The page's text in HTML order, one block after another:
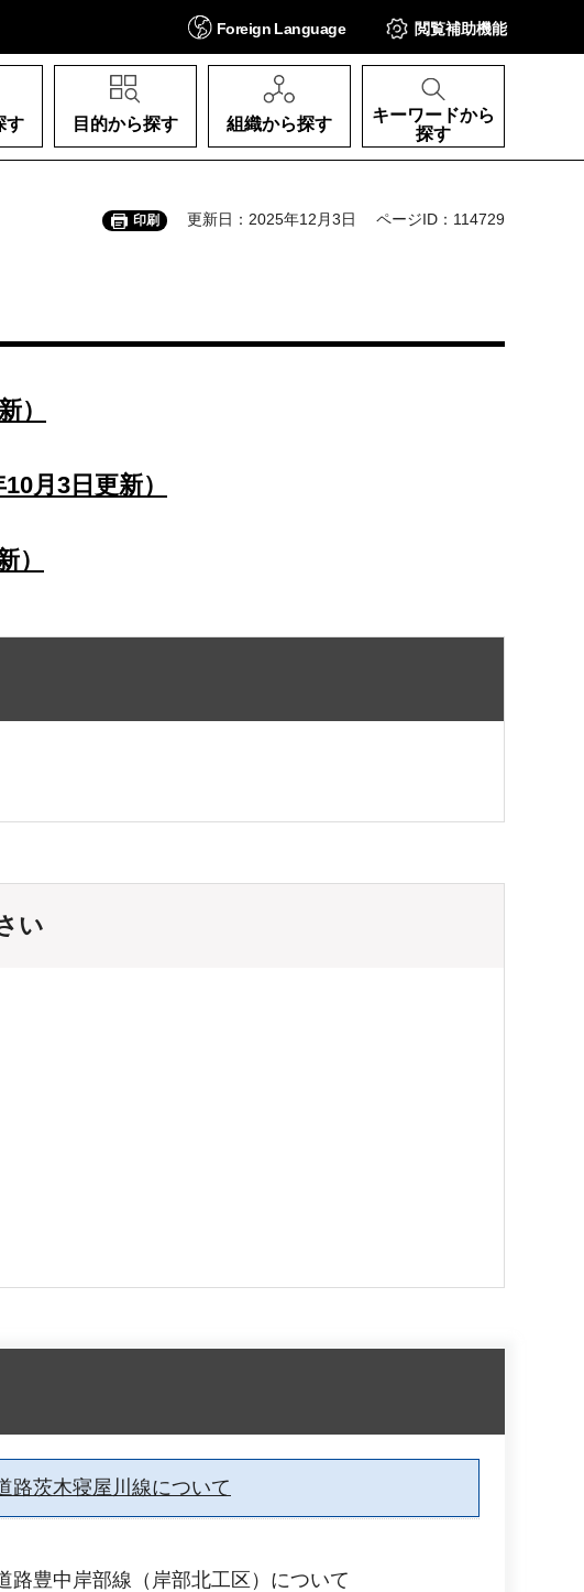
Foreign Language 閲覧補助機能
す 目的から探す 組織から探す
キーワードから
探す
印刷 更新日：2025年12月3日 ページID：114729
）
月3日更新）
）
い
路茨木寝屋川線について
路豊中岸部線（岸部北工区）について